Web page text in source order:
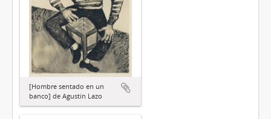
[Hombre sentado en un
banco] de Agustín Lazo